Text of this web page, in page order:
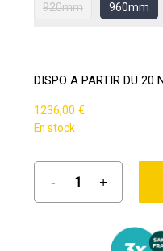
920mm 960mm
DISPO A PARTIR DU 20
1236,00 €
En stock